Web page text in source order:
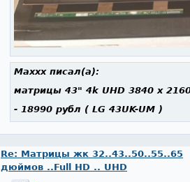
Maxxxписал(а):
матрицы 43" 4k UHD 3840 x
- 18990 рубл ( LG 43UK-UM )
Re: Матрицы жк 32..43..50..55..65
дюймов ..Full HD .. UHD